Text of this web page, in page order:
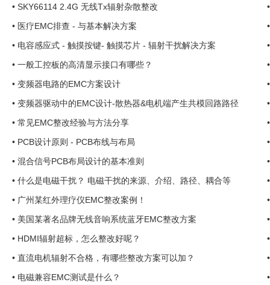
• SKY66114 2.4G 无线Tx辐射杂散整改
• 医疗EMC排查 - 与基本解决方案
• 电容感应式 - 触摸按键- 触摸芯片 - 辐射干扰解决方案
• 一般工控板的高清显示接口有哪些？
• 变频器电路的EMC方案设计
• 变频器驱动中的EMC设计-散热器&电机端产生共模回路路径
• 常见EMC整改经验与方法分享
• PCB设计原则 - PCB布线与布局
• 混合信号PCB布局设计的基本准则
• 什么是电磁干扰？ 电磁干扰的来源、介绍、路径、耦合等
• 广州某红外理疗仪EMC整改案例！
• 美国某著名品牌无线音响系统蓝牙EMC整改方案
• HDMI辐射超标，怎么整改好呢？
• 直流电机辐射不合格，有哪些整改方案可以加？
• 电磁兼容EMC测试是什么？